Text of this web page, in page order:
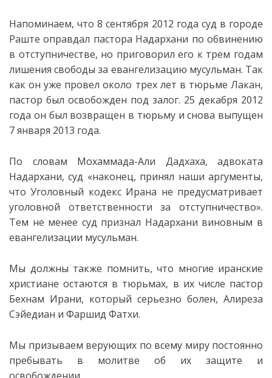
Напоминаем, что 8 сентября 2012 года суд в городе
Раште оправдал пастора Надархани по обвинению
в отступничестве, но приговорил его к трем годам
лишения свободы за евангелизацию мусульман. Так
как он уже провел около трех лет в тюрьме Лакан,
пастор был освобожден под залог. 25 декабря 2012
года он был возвращен в тюрьму и снова выпущен
7 января 2013 года.
По словам Мохаммада-Али Дадхаха, адвоката
Надархани, суд «наконец, принял наши аргументы,
что Уголовный кодекс Ирана не предусматривает
уголовной ответственности за отступничество».
Тем не менее суд признал Надархани виновным в
евангелизации мусульман.
Мы должны также помнить, что многие иранские
христиане остаются в тюрьмах, в их числе пастор
Бехнам Ирани, который серьезно болен, Алиреза
Сэйедиан и Фаршид Фатхи.
Мы призываем верующих по всему миру постоянно
пребывать в молитве об их защите и